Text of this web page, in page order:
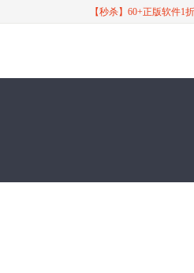
【秒杀】60+正版软件1